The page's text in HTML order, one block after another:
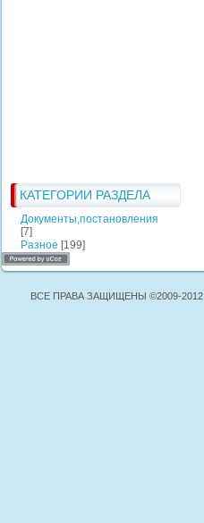
КАТЕГОРИИ РАЗДЕЛА
Документы,постановления
[7]
Разное [199]
ВСЕ ПРАВА ЗАЩИЩЕНЫ ©2009-2012